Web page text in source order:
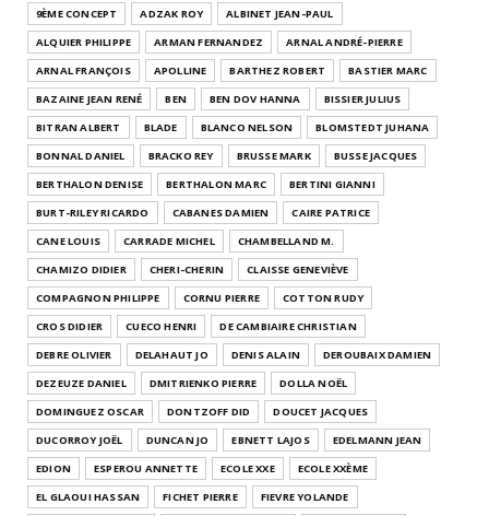
9ÈME CONCEPT ADZAK ROY
ALBINET JEAN-PAUL
ALQUIER PHILIPPE
ARMAN FERNANDEZ
ARNAL ANDRÉ-PIERRE
ARNAL FRANÇOIS
APOLLINE BARTHEZ ROBERT
BASTIER MARC
BAZAINE JEAN RENÉ
BEN BEN DOV HANNA
BISSIER JULIUS
BITRAN ALBERT
BLADE BLANCO NELSON
BLOMSTEDT JUHANA
BONNAL DANIEL
BRACKO REY BRUSSE MARK
BUSSE JACQUES
BERTHALON DENISE
BERTHALON MARC
BERTINI GIANNI
BURT-RILEY RICARDO
CABANES DAMIEN
CAIRE PATRICE
CANE LOUIS
CARRADE MICHEL
CHAMBELLAND M.
CHAMIZO DIDIER
CHERI-CHERIN
CLAISSE GENEVIÈVE
COMPAGNON PHILIPPE
CORNU PIERRE
COTTON RUDY
CROS DIDIER
CUECO HENRI
DE CAMBIAIRE CHRISTIAN
DEBRE OLIVIER
DELAHAUT JO DENIS ALAIN
DEROUBAIX DAMIEN
DEZEUZE DANIEL
DMITRIENKO PIERRE
DOLLA NOËL
DOMINGUEZ OSCAR
DONTZOFF DID
DOUCET JACQUES
DUCORROY JOËL
DUNCAN JO EBNETT LAJOS
EDELMANN JEAN
EDION
ESPEROU ANNETTE ECOLE XXE
ECOLE XXÈME
EL GLAOUI HASSAN
FICHET PIERRE
FIEVRE YOLANDE